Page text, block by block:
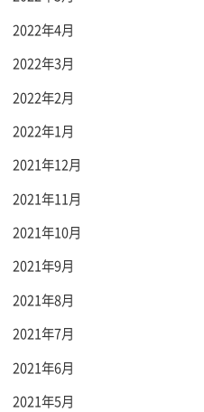
2022年4月
2022年3月
2022年2月
2022年1月
2021年12月
2021年11月
2021年10月
2021年9月
2021年8月
2021年7月
2021年6月
2021年5月